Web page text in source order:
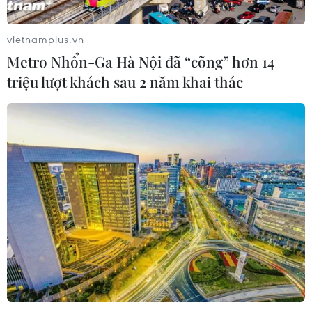
thuốc khá cao, sử dụng rượu, bia nhiều. Ngoài
không khí ngày càng gia tăng, dẫn đến tỷ lệ
bệnh không lây nhiễm đang rất lớn, chủ yếu là
bệnh mạn tính.
Thông tin về việc quản lý, chi trả chi phí khám,
chữa bệnh bảo hiểm y tế đối với bệnh mạn tính
tại Việt Nam, ông Lê Văn Phúc, Trưởng ban
Thực hiện chính sách bảo hiểm y tế (Bảo hiểm
Xã hội Việt Nam) cũng chia sẻ về những khó
khăn, thách thức trong quản lý bệnh mạn tính.
Quỹ Bảo hiểm Y tế trong những năm gần đây
không đảm bảo cân đối thu chi, đặc biệt là trong
năm 2023. Chi bảo hiểm y tế chưa thực sự hiệu
quả, chi từ tiền túi của người bệnh còn cao.
vietnamplus.vn
Metro Nhổn-Ga Hà Nội đã “cõng” hơn 14
triệu lượt khách sau 2 năm khai thác